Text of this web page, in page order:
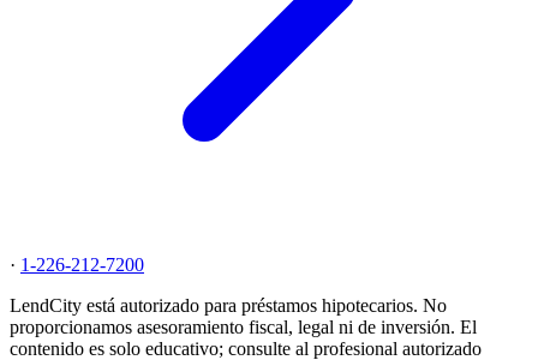
· 1-226-212-7200
LendCity está autorizado para préstamos hipotecarios. No
proporcionamos asesoramiento fiscal, legal ni de inversión. El
contenido es solo educativo; consulte al profesional autorizado